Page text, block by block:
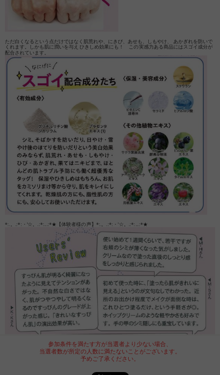
ただ白くなるという点だけではなく肌荒れや、にきび、あせも、しもやけ、 あかぎれを防いで
くれます。しかも肌に潤いを与え ひきしめ効果にも！ この実感力ある商品にはスゴイ成分が
配合されています。
*:.。.:*:・'☆。.:*:...:*★【体験者様の声】*:.。.:*:・'☆。.:*:...:*★
参加条件を満たす方が当選者より少ない場合、
当選者数が所定の人数に満たないことがございます。
予めご了承ください。